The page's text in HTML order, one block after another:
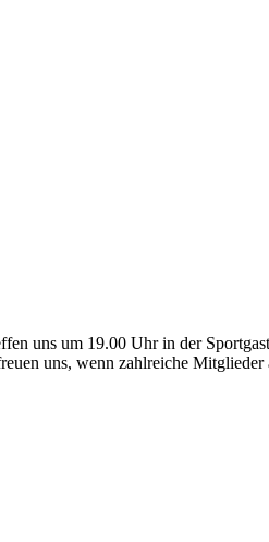
uns um 19.00 Uhr in der
uns, wenn zahlreiche